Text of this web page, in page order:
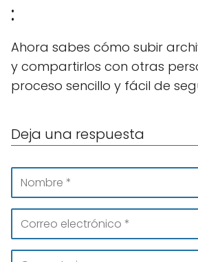
:
Ahora sabes cómo subir
y compartirlos con otras
proceso sencillo y fácil de
Deja una respuesta